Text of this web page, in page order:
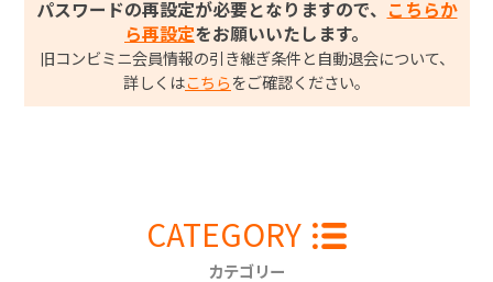
パスワードの再設定が必要となりますので、
こちらか
ら再設定をお願いいたします。
旧コンビミニ会員情報の引き継ぎ条件と自動退会について、
詳しくはこちら をご確認ください。
CATEGORY
カテゴリー